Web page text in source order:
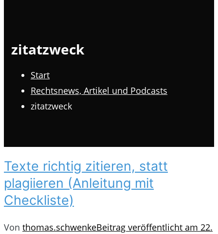
zitatzweck
Start
Rechtsnews, Artikel und Podcasts
zitatzweck
Texte richtig zitieren, statt
plagiieren (Anleitung mit
Checkliste)
Von thomas.schwenkeBeitrag veröffentlicht am 22.